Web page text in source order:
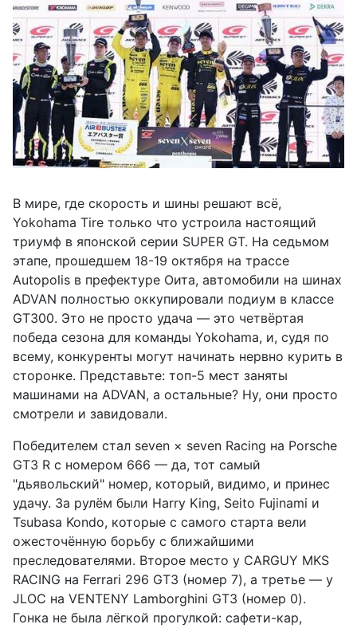
В мире, где скорость и шины решают всё,
Yokohama Tire только что устроила настоящий
триумф в японской серии SUPER GT. На седьмом
этапе, прошедшем 18-19 октября на трассе
Autopolis в префектуре Оита, автомобили на шинах
ADVAN полностью оккупировали подиум в классе
GT300. Это не просто удача — это четвёртая
победа сезона для команды Yokohama, и, судя по
всему, конкуренты могут начинать нервно курить в
сторонке. Представьте: топ-5 мест заняты
машинами на ADVAN, а остальные? Ну, они просто
смотрели и завидовали.
Победителем стал seven × seven Racing на Porsche
GT3 R с номером 666 — да, тот самый
"дьявольский" номер, который, видимо, и принес
удачу. За рулём были Harry King, Seito Fujinami и
Tsubasa Kondo, которые с самого старта вели
ожесточённую борьбу с ближайшими
преследователями. Второе место у CARGUY MKS
RACING на Ferrari 296 GT3 (номер 7), а третье — у
JLOC на VENTENY Lamborghini GT3 (номер 0).
Гонка не была лёгкой прогулкой: сафети-кар,